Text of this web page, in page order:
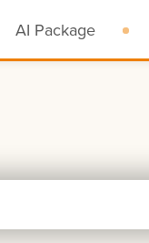
AI Package